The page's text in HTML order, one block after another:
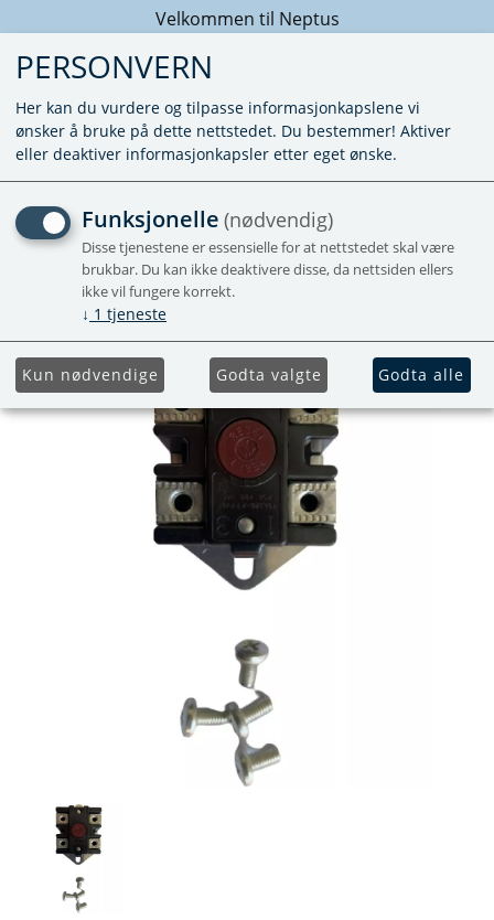
Velkommen til Neptus
OVEROPPH. TERMOSTAT
230V CBE
PERSONVERN
Her kan du vurdere og tilpasse informasjonkapslene vi
ønsker å bruke på dette nettstedet. Du bestemmer! Aktiver
eller deaktiver informasjonkapsler etter eget ønske.
Funksjonelle (nødvendig)
Disse tjenestene er essensielle for at nettstedet skal være
brukbar. Du kan ikke deaktivere disse, da nettsiden ellers
ikke vil fungere korrekt.
↓ 1 tjeneste
Kun nødvendige Godta valgte Godta alle